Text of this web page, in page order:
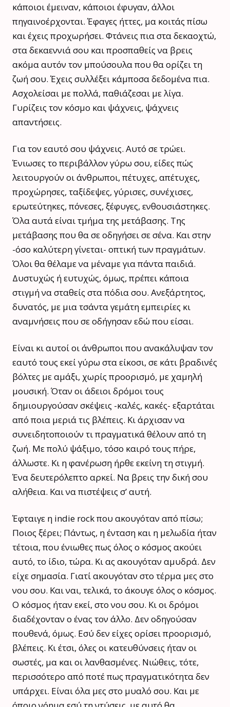
κάποιοι έμειναν, κάποιοι έφυγαν, άλλοι
πηγαινοέρχονται. Έφαγες ήττες, μα κοιτάς πίσω
και έχεις προχωρήσει. Φτάνεις πια στα δεκαοχτώ,
στα δεκαεννιά σου και προσπαθείς να βρεις
ακόμα αυτόν τον μπούσουλα που θα ορίζει τη
ζωή σου. Έχεις συλλέξει κάμποσα δεδομένα πια.
Ασχολείσαι με πολλά, παθιάζεσαι με λίγα.
Γυρίζεις τον κόσμο και ψάχνεις, ψάχνεις
απαντήσεις.
Για τον εαυτό σου ψάχνεις. Αυτό σε τρώει.
Ένιωσες το περιβάλλον γύρω σου, είδες πώς
λειτουργούν οι άνθρωποι, πέτυχες, απέτυχες,
προχώρησες, ταξίδεψες, γύρισες, συνέχισες,
ερωτεύτηκες, πόνεσες, ξέφυγες, ενθουσιάστηκες.
Όλα αυτά είναι τμήμα της μετάβασης. Της
μετάβασης που θα σε οδηγήσει σε σένα. Και στην
-όσο καλύτερη γίνεται- οπτική των πραγμάτων.
Όλοι θα θέλαμε να μέναμε για πάντα παιδιά.
Δυστυχώς ή ευτυχώς, όμως, πρέπει κάποια
στιγμή να σταθείς στα πόδια σου. Ανεξάρτητος,
δυνατός, με μια τσάντα γεμάτη εμπειρίες κι
αναμνήσεις που σε οδήγησαν εδώ που είσαι.
Είναι κι αυτοί οι άνθρωποι που ανακάλυψαν τον
εαυτό τους εκεί γύρω στα είκοσι, σε κάτι βραδινές
βόλτες με αμάξι, χωρίς προορισμό, με χαμηλή
μουσική. Όταν οι άδειοι δρόμοι τους
δημιουργούσαν σκέψεις -καλές, κακές- εξαρτάται
από ποια μεριά τις βλέπεις. Κι άρχισαν να
συνειδητοποιούν τι πραγματικά θέλουν από τη
ζωή. Με πολύ ψάξιμο, τόσο καιρό τους πήρε,
άλλωστε. Κι η φανέρωση ήρθε εκείνη τη στιγμή.
Ένα δευτερόλεπτο αρκεί. Να βρεις την δική σου
αλήθεια. Και να πιστέψεις σ’ αυτή.
Έφταιγε η indie rock που ακουγόταν από πίσω;
Ποιος ξέρει; Πάντως, η ένταση και η μελωδία ήταν
τέτοια, που ένιωθες πως όλος ο κόσμος ακούει
αυτό, το ίδιο, τώρα. Κι ας ακουγόταν αμυδρά. Δεν
είχε σημασία. Γιατί ακουγόταν στο τέρμα μες στο
νου σου. Και ναι, τελικά, το άκουγε όλος ο κόσμος.
Ο κόσμος ήταν εκεί, στο νου σου. Κι οι δρόμοι
διαδέχονταν ο ένας τον άλλο. Δεν οδηγούσαν
πουθενά, όμως. Εσύ δεν είχες ορίσει προορισμό,
βλέπεις. Κι έτσι, όλες οι κατευθύνσεις ήταν οι
σωστές, μα και οι λανθασμένες. Νιώθεις, τότε,
περισσότερο από ποτέ πως πραγματικότητα δεν
υπάρχει. Είναι όλα μες στο μυαλό σου. Και με